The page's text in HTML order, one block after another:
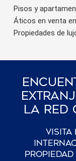
Pisos y
Áticos en venta
Propiedades de
La
Visita